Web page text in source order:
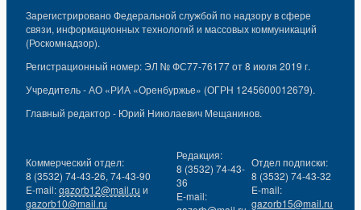
Зарегистрировано Федеральной службой по надзору в сфере
связи, информационных технологий и массовых коммуникаций
(Роскомнадзор).
Регистрационный номер: ЭЛ № ФС77-76177 от 8 июля 2019 г.
Учредитель - АО «РИА «Оренбуржье» (ОГРН 1245600012679).
Главный редактор - Юрий Николаевич Мещанинов.
Коммерческий отдел:
8 (3532) 74-43-26, 74-43-90
E-mail:gazorb12@mail.ru и
gazorb10@mail.ru
Редакция:
8 (3532) 74-43-
36
E-mail:
Отдел подписки:
8 (3532) 74-43-32
E-mail:
gazorb15@mail.ru